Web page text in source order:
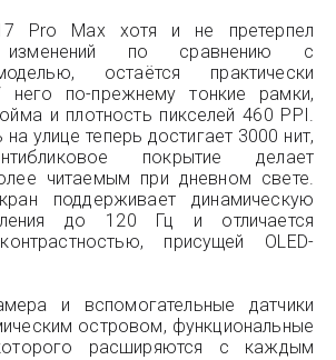
Pro Max хотя и не претерпел
изменений по сравнению с
остаётся практически
него по-прежнему тонкие рамки,
и плотность пикселей 460 PPI.
улице теперь достигает 3000 нит,
покрытие делает
читаемым при дневном свете.
поддерживает динамическую
до 120 Гц и отличается
присущей OLED-
и вспомогательные датчики
островом, функциональные
расширяются с каждым